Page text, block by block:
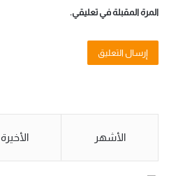
المرة المقبلة في تعليقي.
الأشهر الأخيرة